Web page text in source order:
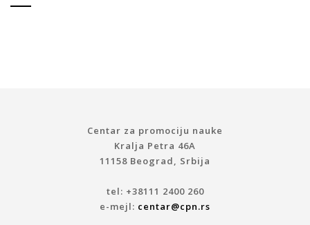
Centar za promociju nauke
Kralja Petra 46A
11158 Beograd, Srbija
tel: +38111 2400 260
e-mejl: centar@cpn.rs